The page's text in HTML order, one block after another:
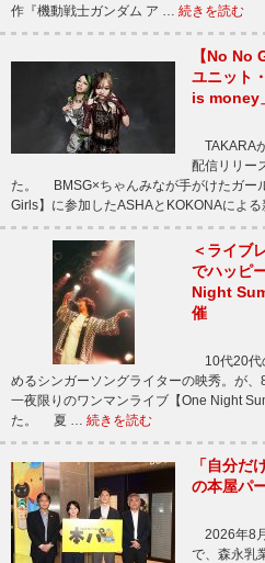
作『機動戦士ガンダム ア … 続きを読む
【No No
ユニット
is money
TAKARA
配信リリー
た。 BMSG×ちゃんみなが手がけたガー
Girls】に参加したASHAとKOKONAによ
＜ライブ
でハッピ
Night
催
10代20代
めるシンガーソングライターの映秀。が
一夜限りのワンマンライブ【One Night
た。 夏 … 続きを読む
「自分
の本屋パ
2026年8
で、森永乳